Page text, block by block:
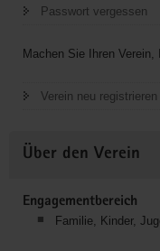
Passwort vergessen
Machen Sie Ihren
Verein neu registrieren
Über den Verein
Engagementbereich
Familie, Kinder,